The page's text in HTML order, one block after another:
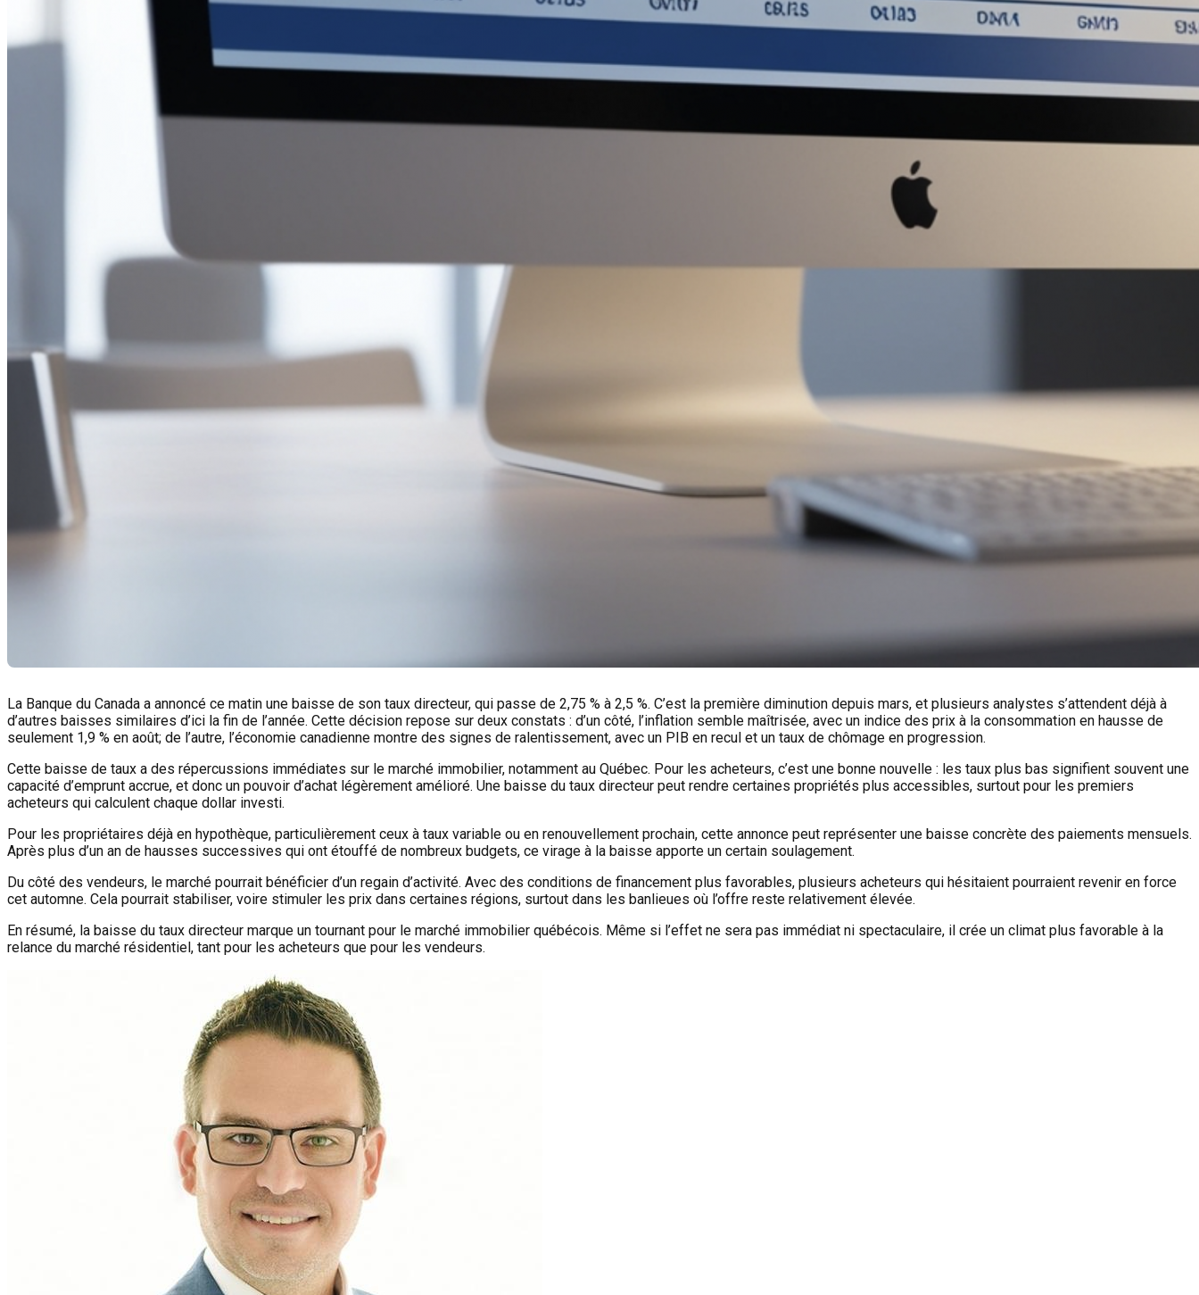
La Banque du Canada a annoncé ce matin une baisse de son taux directeur, qui passe de 2,75 % à 2,5 %. C’est la première diminution depuis mars, et plusieurs analystes s’attendent déjà à
d’autres baisses similaires d’ici la fin de l’année. Cette décision repose sur deux constats : d’un côté, l’inflation semble maîtrisée, avec un indice des prix à la consommation en hausse de
seulement 1,9 % en août; de l’autre, l’économie canadienne montre des signes de ralentissement, avec un PIB en recul et un taux de chômage en progression.
Cette baisse de taux a des répercussions immédiates sur le marché immobilier, notamment au Québec. Pour les acheteurs, c’est une bonne nouvelle : les taux plus bas signifient souvent une
capacité d’emprunt accrue, et donc un pouvoir d’achat légèrement amélioré. Une baisse du taux directeur peut rendre certaines propriétés plus accessibles, surtout pour les premiers
acheteurs qui calculent chaque dollar investi.
Pour les propriétaires déjà en hypothèque, particulièrement ceux à taux variable ou en renouvellement prochain, cette annonce peut représenter une baisse concrète des paiements mensuels.
Après plus d’un an de hausses successives qui ont étouffé de nombreux budgets, ce virage à la baisse apporte un certain soulagement.
Du côté des vendeurs, le marché pourrait bénéficier d’un regain d’activité. Avec des conditions de financement plus favorables, plusieurs acheteurs qui hésitaient pourraient revenir en force
cet automne. Cela pourrait stabiliser, voire stimuler les prix dans certaines régions, surtout dans les banlieues où l’offre reste relativement élevée.
En résumé, la baisse du taux directeur marque un tournant pour le marché immobilier québécois. Même si l’effet ne sera pas immédiat ni spectaculaire, il crée un climat plus favorable à la
relance du marché résidentiel, tant pour les acheteurs que pour les vendeurs.